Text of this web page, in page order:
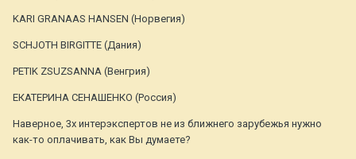
KARI GRANAAS HANSEN (Норвегия)
SCHJOTH BIRGITTE (Дания)
PETIK ZSUZSANNA (Венгрия)
ЕКАТЕРИНА СЕНАШЕНКО (Россия)
Наверное, 3х интерэкспертов не из ближнего зарубежья нужно
как-то оплачивать, как Вы думаете?